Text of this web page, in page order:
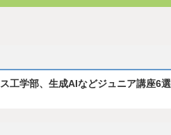
工学部、生成AIなどジュニア講座6選